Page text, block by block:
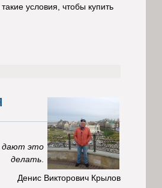
условия, чтобы купить
дают это
делать.
Денис Викторович Крылов